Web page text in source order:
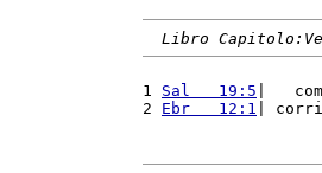
Libro
1 Sal   19:5 |
2 Ebr   12:1 |